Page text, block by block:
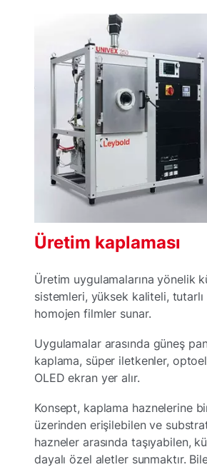
Üretim kaplaması
Üretim uygulamalarına yönelik
sistemleri, yüksek kaliteli,
homojen filmler sunar.
Uygulamalar arasında güneş
kaplama, süper iletkenler,
OLED ekran yer alır.
Konsept, kaplama haznelerine
üzerinden erişilebilen ve
hazneler arasında taşıyabilen,
dayalı özel aletler sunmaktır.